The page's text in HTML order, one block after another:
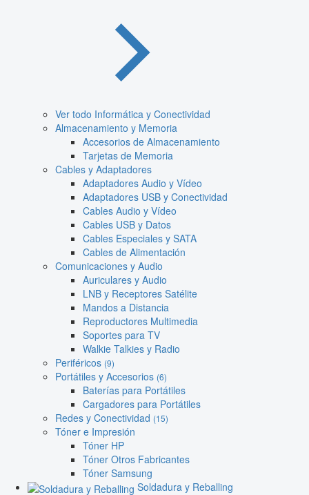
Ver todo Informática y Conectividad
Almacenamiento y Memoria
Accesorios de Almacenamiento
Tarjetas de Memoria
Cables y Adaptadores
Adaptadores Audio y Vídeo
Adaptadores USB y Conectividad
Cables Audio y Vídeo
Cables USB y Datos
Cables Especiales y SATA
Cables de Alimentación
Comunicaciones y Audio
Auriculares y Audio
LNB y Receptores Satélite
Mandos a Distancia
Reproductores Multimedia
Soportes para TV
Walkie Talkies y Radio
Periféricos (9)
Portátiles y Accesorios (6)
Baterías para Portátiles
Cargadores para Portátiles
Redes y Conectividad (15)
Tóner e Impresión
Tóner HP
Tóner Otros Fabricantes
Tóner Samsung
Soldadura y Reballing